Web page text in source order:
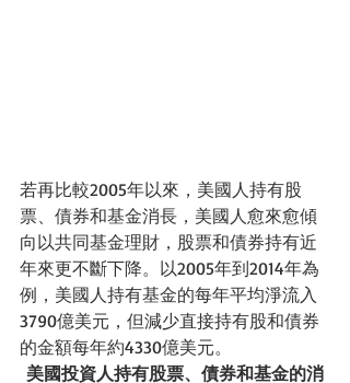
若再比較2005年以來，美國人持有股
票、債券和基金消長，美國人愈來愈傾
向以共同基金理財，股票和債券持有近
年來更不斷下降。以2005年到2014年為
例，美國人持有基金的每年平均淨流入
3790億美元，但減少直接持有股和債券
的金額每年約4330億美元。
美國投資人持有股票、債券和基金的消